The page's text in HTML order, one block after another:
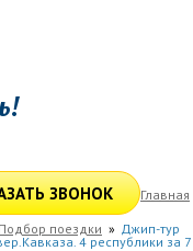
ЗВОНОК Главная
Подбор поездки
Джип-тур
4 республики за 7